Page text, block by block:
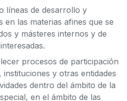
líneas de desarrollo y
en las materias afines que se
y másteres internos y de
procesos de participación
y otras entidades
dentro del ámbito de la
en el ámbito de las